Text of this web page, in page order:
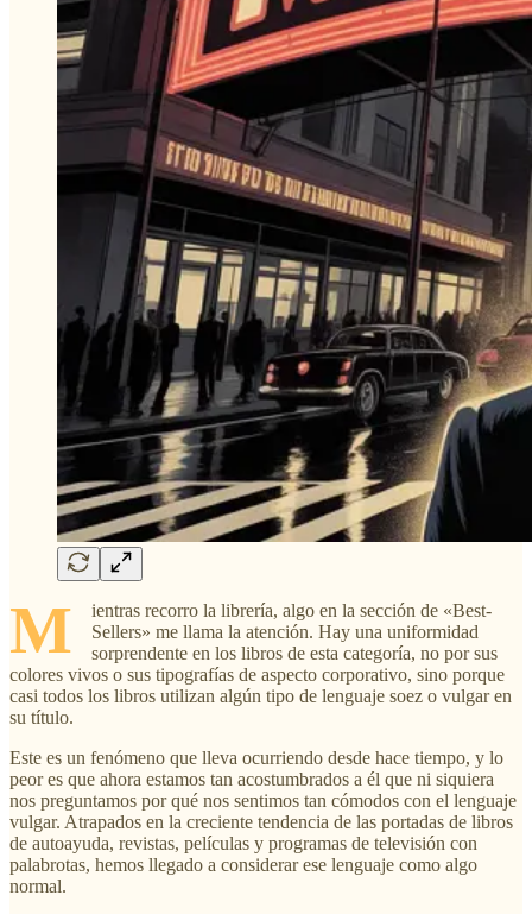
M
ientras recorro la librería, algo en la sección de «Best-
Sellers» me llama la atención. Hay una uniformidad
sorprendente en los libros de esta categoría, no por sus
colores vivos o sus tipografías de aspecto corporativo, sino porque
casi todos los libros utilizan algún tipo de lenguaje soez o vulgar en
su título.
Este es un fenómeno que lleva ocurriendo desde hace tiempo, y lo
peor es que ahora estamos tan acostumbrados a él que ni siquiera
nos preguntamos por qué nos sentimos tan cómodos con el lenguaje
vulgar. Atrapados en la creciente tendencia de las portadas de libros
de autoayuda, revistas, películas y programas de televisión con
palabrotas, hemos llegado a considerar ese lenguaje como algo
normal.